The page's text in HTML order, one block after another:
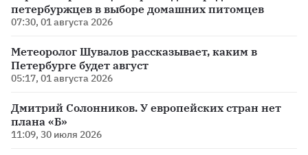
петербуржцев в выборе домашних питомцев
07:30, 01 августа 2026
Метеоролог Шувалов рассказывает, каким в
Петербурге будет август
05:17, 01 августа 2026
Дмитрий Солонников. У европейских стран нет
плана «Б»
11:09, 30 июля 2026